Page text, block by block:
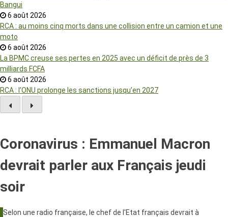
Bangui
6 août 2026
RCA : au moins cinq morts dans une collision entre un camion et une
moto
6 août 2026
La BPMC creuse ses pertes en 2025 avec un déficit de près de 3
milliards FCFA
6 août 2026
RCA : l’ONU prolonge les sanctions jusqu’en 2027
Coronavirus : Emmanuel Macron
devrait parler aux Français jeudi
soir
Selon une radio française, le chef de l'Etat français devrait à